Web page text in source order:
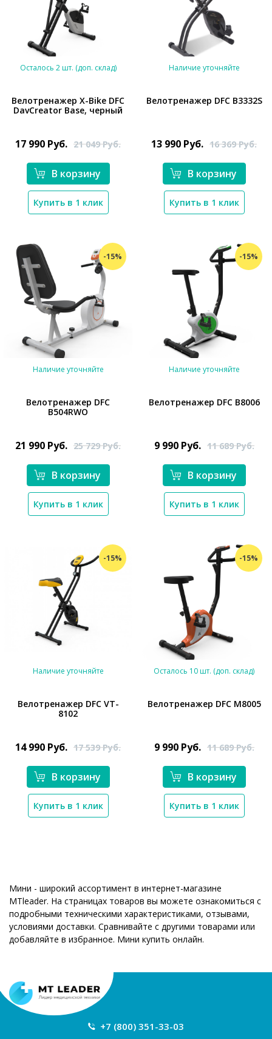
Осталось 2 шт. (доп. склад)
Велотренажер X-Bike DFC
DavCreator Base, черный
17 990 Руб. 21 049Руб.
В корзину
Купить в 1 клик
Наличие уточняйте
Велотренажер DFC B3332S
13 990 Руб. 16 369Руб.
В корзину
Купить в 1 клик
-15%
Наличие уточняйте
Велотренажер DFC
B504RWO
21 990 Руб. 25 729Руб.
В корзину
Купить в 1 клик
-15%
Наличие уточняйте
Велотренажер DFC B8006
9 990 Руб. 11 689Руб.
В корзину
Купить в 1 клик
-15%
*}
Наличие уточняйте
Велотренажер DFC VT-
8102
14 990 Руб. 17 539Руб.
В корзину
Купить в 1 клик
-15%
Осталось 10 шт. (доп. склад)
Велотренажер DFC M8005
9 990 Руб. 11 689Руб.
В корзину
Купить в 1 клик
Мини - широкий ассортимент в интернет-магазине
MTleader. На страницах товаров вы можете ознакомиться с
подробными техническими характеристиками, отзывами,
условиями доставки. Сравнивайте с другими товарами или
добавляйте в избранное. Мини купить онлайн.
+7 (800) 351-33-03